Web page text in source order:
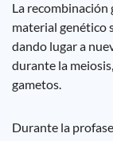
La recombinación
material genético
dando lugar a
durante la
gametos.
Durante la